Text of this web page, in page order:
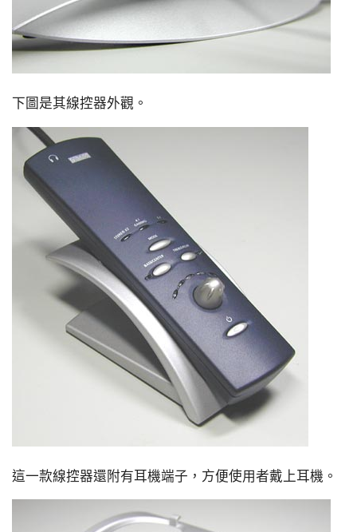
下圖是其線控器外觀。
這一款線控器還附有耳機端子，方便使用者戴上耳機。